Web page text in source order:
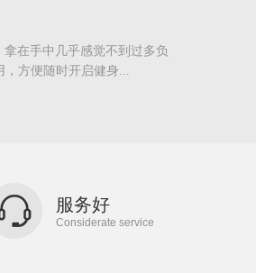
在手中几乎感觉不到过多负
，方便随时开启健身...
服务好
Considerate service